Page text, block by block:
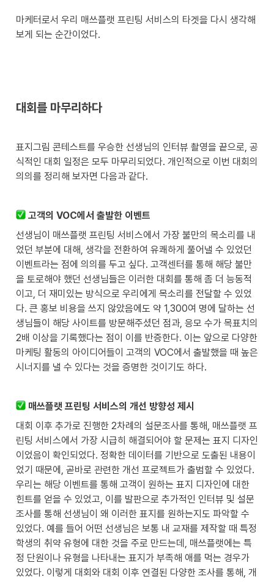
마케터로서 우리 매쓰플랫 프린팅 서비스의 타겟을 다시 생각해
보게 되는 순간이었다.
대회를 마무리하다
표지그림 콘테스트를 우승한 선생님의 인터뷰 촬영을 끝으로, 공
식적인 대회 일정은 모두 마무리되었다. 개인적으로 이번 대회의
의의를 정리해 보자면 다음과 같다.
고객의 VOC에서 출발한 이벤트
선생님이 매쓰플랫 프린팅 서비스에서 가장 불만의 목소리를 내
었던 부분에 대해, 생각을 전환하여 유쾌하게 풀어낼 수 있었던
이벤트라는 점에 의의를 두고 싶다. 고객센터를 통해 해당 불만
을 토로해야 했던 선생님들은 이러한 대회를 통해 좀 더 능동적
이고, 더 재미있는 방식으로 우리에게 목소리를 전달할 수 있었
다. 큰 홍보 비용을 쓰지 않았음에도 약 1,300여 명에 달하는 선
생님들이 해당 사이트를 방문해주셨던 점과, 응모 수가 목표치의
2배 이상을 기록했다는 점이 이를 반증한다. 이는 앞으로 다양한
마케팅 활동의 아이디어들이 고객의 VOC에서 출발했을 때 높은
시너지를 낼 수 있다는 것을 증명한 것이기도 하다.
매쓰플랫 프린팅 서비스의 개선 방향성 제시
대회 이후 추가로 진행한 2차례의 설문조사를 통해, 매쓰플랫 프
린팅 서비스에서 가장 시급히 해결되어야 할 문제는 표지 디자인
이었음이 확인되었다. 정확한 데이터를 기반으로 도출된 내용이
었기 때문에, 곧바로 관련한 개선 프로젝트가 출범할 수 있었다.
우리는 해당 이벤트를 통해 고객이 원하는 표지 디자인에 대한
힌트를 얻을 수 있었고, 이를 발판으로 추가적인 인터뷰 및 설문
조사를 통해 선생님이 왜 이러한 표지를 원하는지도 파악할 수
있었다. 예를 들어 어떤 선생님은 보통 내 교재를 제작할 때 특정
학생의 취약 유형에 대한 것을 주로 만드는데, 매쓰플랫에는 특
정 단원이나 유형을 나타내는 표지가 부족해 애를 먹는 경우가
있었다. 이렇게 대회와 대회 이후 연결된 다양한 조사를 통해, 개